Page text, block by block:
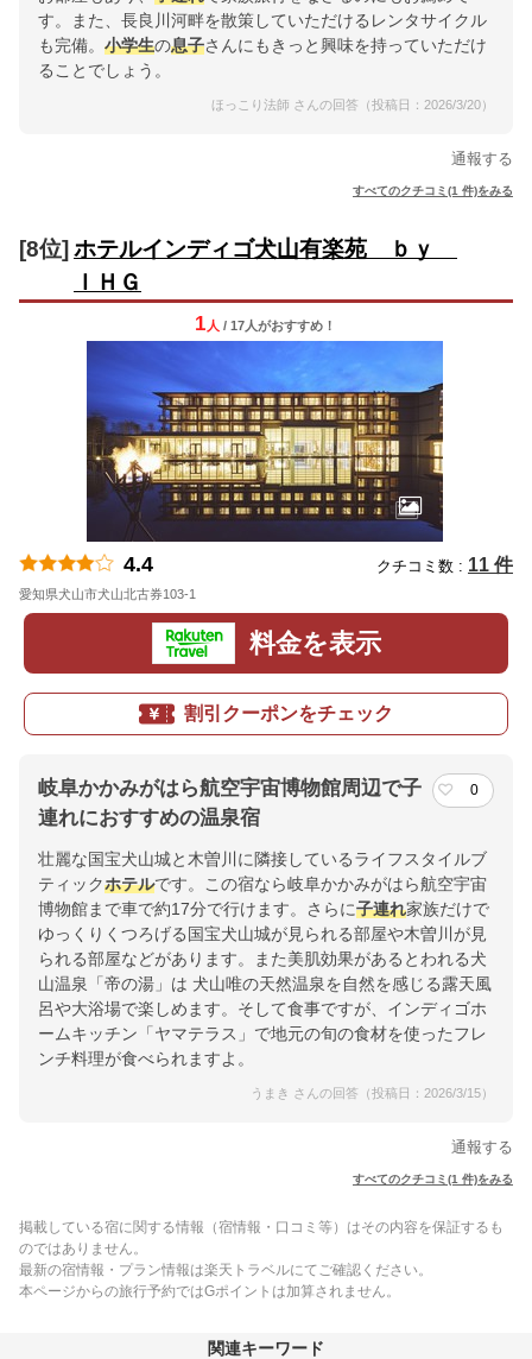
す。また、長良川河畔を散策していただけるレンタサイクル
も完備。 小学生の息子さんにもきっと興味を持っていただけ
ることでしょう。
ほっこり法師 さんの回答（投稿日：2026/3/20）
通報する
すべてのクチコミ(1 件)をみる
[8位] ホテルインディゴ犬山有楽苑 ｂｙ
ＩＨＧ
1 人 / 17人がおすすめ！
4.4 クチコミ数 : 11 件
愛知県犬山市犬山北古券103-1
料金を表示
割引クーポンをチェック
岐阜かかみがはら航空宇宙博物館周辺で子
連れにおすすめの温泉宿
0
壮麗な国宝⽝⼭城と⽊曽川に隣接しているライフスタイルブ
ティックホテルです。この宿なら岐阜かかみがはら航空宇宙
博物館まで車で約17分で行けます。さらに子連れ家族だけで
ゆっくりくつろげる国宝犬山城が見られる部屋や木曽川が見
られる部屋などがあります。また美肌効果があるとわれる犬
山温泉「帝の湯」は 犬山唯の天然温泉を自然を感じる露天風
呂や大浴場で楽しめます。そして食事ですが、インディゴホ
ームキッチン「ヤマテラス」で地元の旬の食材を使ったフレ
ンチ料理が食べられますよ。
うまき さんの回答（投稿日：2026/3/15）
通報する
すべてのクチコミ(1 件)をみる
掲載している宿に関する情報（宿情報・口コミ等）はその内容を保証するも
のではありません。
最新の宿情報・プラン情報は楽天トラベルにてご確認ください。
本ページからの旅行予約ではGポイントは加算されません。
関連キーワード